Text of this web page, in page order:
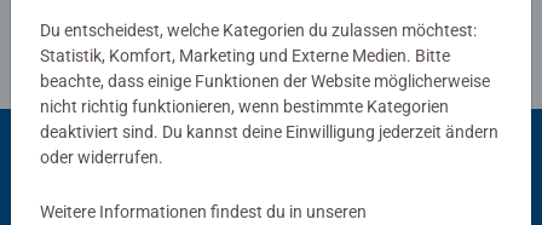
Beliebte Auswahl
Du entscheidest, welche Kategorien du zulassen möchtest:
Statistik, Komfort, Marketing und Externe Medien. Bitte
beachte, dass einige Funktionen der Website möglicherweise
nicht richtig funktionieren, wenn bestimmte Kategorien
deaktiviert sind. Du kannst deine Einwilligung jederzeit ändern
oder widerrufen.
Weitere Informationen findest du in unseren